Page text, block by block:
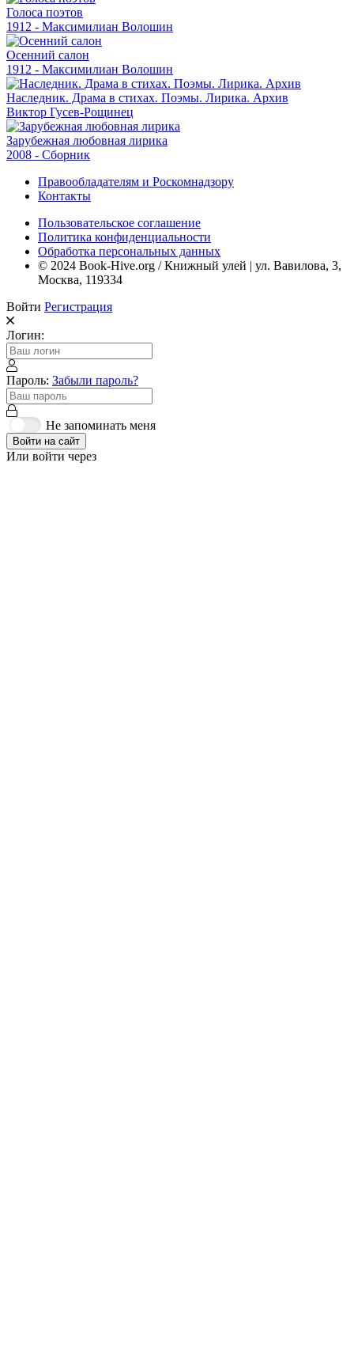
Голоса поэтов
1912 - Максимилиан Волошин
Осенний салон
1912 - Максимилиан Волошин
Наследник. Драма в стихах. Поэмы. Лирика. Архив
Виктор Гусев-Рощинец
Зарубежная любовная лирика
2008 - Сборник
Правообладателям и Роскомнадзору
Контакты
Пользовательское соглашение
Политика конфиденциальности
Обработка персональных данных
© 2024 Book-Hive.org / Книжный улей | ул. Вавилова, 3,
Москва, 119334
Войти Регистрация
Логин:
Пароль: Забыли пароль?
Не запоминать меня
Войти на сайт
Или войти через